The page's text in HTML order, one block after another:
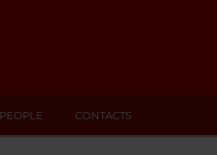
PEOPLE CONTACTS